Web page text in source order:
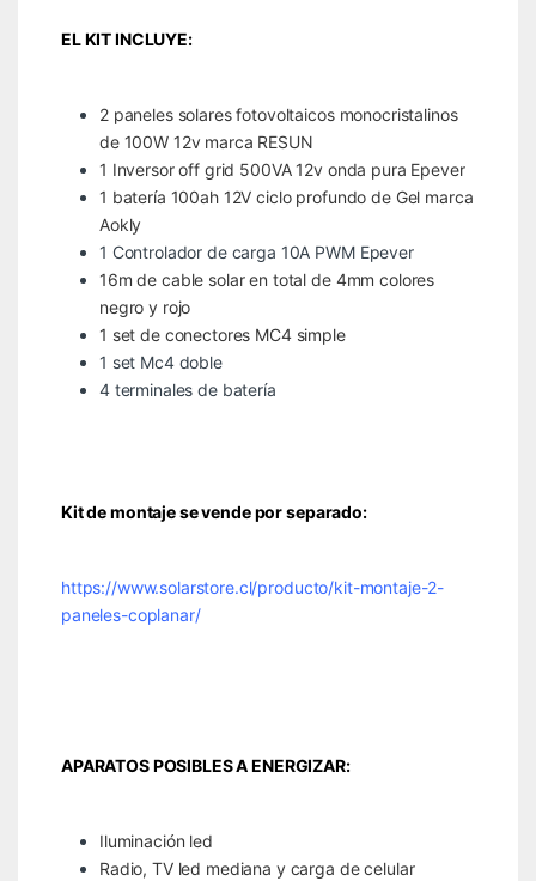
EL KIT INCLUYE:
2 paneles solares fotovoltaicos monocristalinos
de 100W 12v marca RESUN
1 Inversor off grid 500VA 12v onda pura Epever
1 batería 100ah 12V ciclo profundo de Gel marca
Aokly
1 Controlador de carga 10A PWM Epever
16m de cable solar en total de 4mm colores
negro y rojo
1 set de conectores MC4 simple
1 set Mc4 doble
4 terminales de batería
Kit de montaje se vende por separado:
https://www.solarstore.cl/producto/kit-montaje-2-
paneles-coplanar/
APARATOS POSIBLES A ENERGIZAR:
Iluminación led
Radio, TV led mediana y carga de celular